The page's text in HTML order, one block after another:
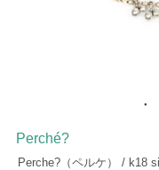
Perché?
Perche?（ペルケ） / k18